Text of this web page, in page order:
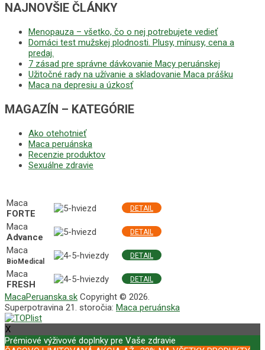
NAJNOVŠIE ČLÁNKY
Menopauza – všetko, čo o nej potrebujete vedieť
Domáci test mužskej plodnosti. Plusy, mínusy, cena a
predaj.
7 zásad pre správne dávkovanie Macy peruánskej
Užitočné rady na užívanie a skladovanie Maca prášku
Maca na depresiu a úzkosť
MAGAZÍN – KATEGÓRIE
Ako otehotnieť
Maca peruánska
Recenzie produktov
Sexuálne zdravie
Maca
FORTE
DETAIL
Maca
Advance
DETAIL
Maca
BioMedical
DETAIL
Maca
FRESH
DETAIL
MacaPeruanska.sk Copyright © 2026.
Superpotravina 21. storočia: Maca peruánska
X
Prémiové výživové doplnky pre Vaše zdravie